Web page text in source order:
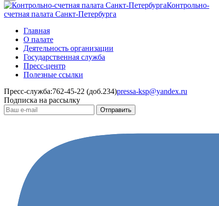
Контрольно-
счетная палата Санкт-Петербурга
Главная
О палате
Деятельность организации
Государственная служба
Пресс-центр
Полезные ссылки
Пресс-служба:762-45-22 (доб.234)pressa-ksp@yandex.ru
Подписка на рассылку